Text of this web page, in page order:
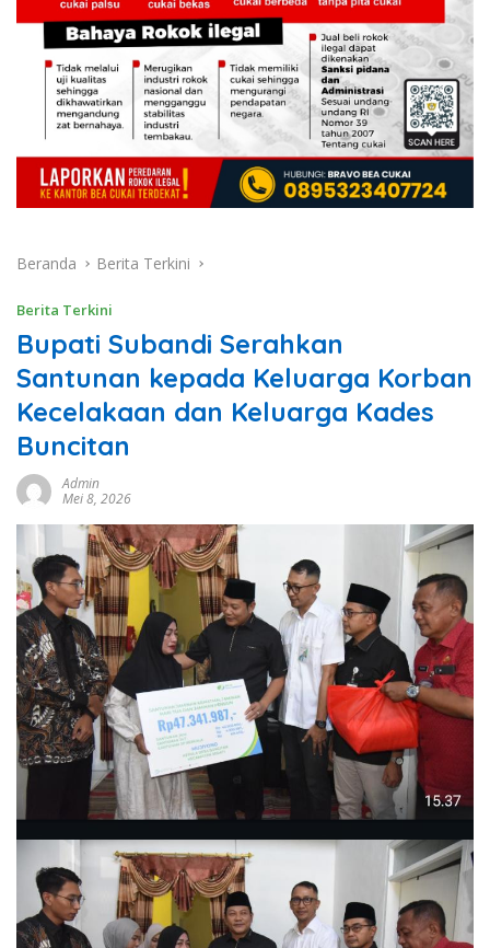
Beranda Berita Terkini
Berita Terkini
Bupati Subandi Serahkan
Santunan kepada Keluarga Korban
Kecelakaan dan Keluarga Kades
Buncitan
Admin
Mei 8, 2026